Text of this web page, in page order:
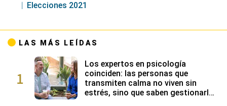
Elecciones 2021
LAS MÁS LEÍDAS
1
Los expertos en psicología
coinciden: las personas que
transmiten calma no viven sin
estrés, sino que saben gestionarlo